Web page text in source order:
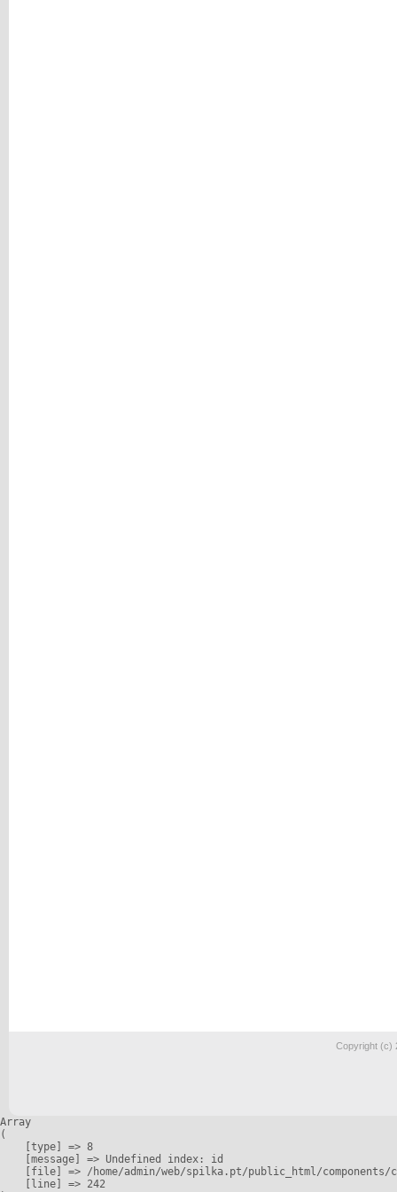
Copyright (c)
Array
(
    [type] => 8
    [message] => Undefined index: id
[file] => /home/admin/web/spilka.pt/public_html/
    [line] => 242